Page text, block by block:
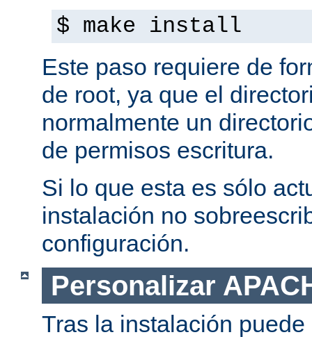
$ make install
Este paso requiere de
de root, ya que el
normalmente un
de permisos escritura.
Si lo que esta es sólo
instalación no
configuración.
Personalizar
Tras la instalación